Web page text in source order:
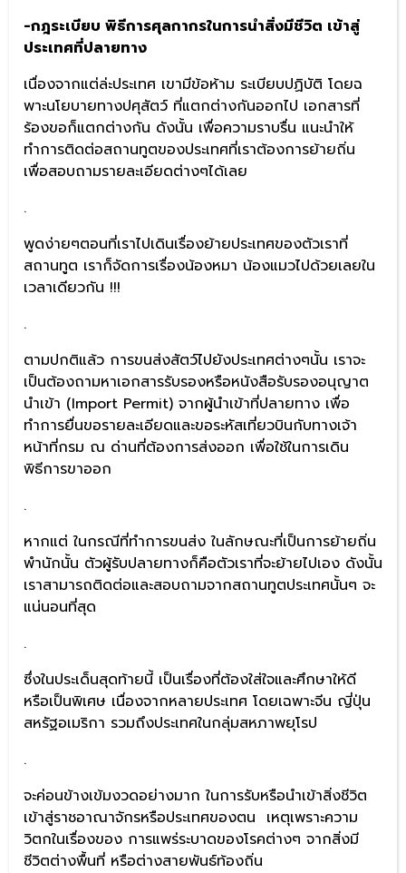
-กฎระเบียบ พิธีการศุลกากรในการนำสิ่งมีชีวิต เข้าสู่
ประเทศที่ปลายทาง
เนื่องจากแต่ล่ะประเทศ เขามีข้อห้าม ระเบียบปฏิบัติ โดยฉ
พาะนโยบายทางปศุสัตว์ ที่แตกต่างกันออกไป เอกสารที่
ร้องขอก็แตกต่างกัน ดังนั้น เพื่อความราบรื่น แนะนำให้
ทำการติดต่อสถานทูตของประเทศที่เราต้องการย้ายถิ่น
เพื่อสอบถามรายละเอียดต่างๆได้เลย
.
พูดง่ายๆตอนที่เราไปเดินเรื่องย้ายประเทศของตัวเราที่
สถานทูต เราก็จัดการเรื่องน้องหมา น้องแมวไปด้วยเลยใน
เวลาเดียวกัน !!!
.
ตามปกติแล้ว การขนส่งสัตว์ไปยังประเทศต่างๆนั้น เราจะ
เป็นต้องถามหาเอกสารรับรองหรือหนังสือรับรองอนุญาต
นำเข้า (Import Permit) จากผู้นำเข้าที่ปลายทาง เพื่อ
ทำการยื่นขอรายละเอียดและขอระหัสเที่ยวบินกับทางเจ้า
หน้าที่กรม ณ ด่านที่ต้องการส่งออก เพื่อใช้ในการเดิน
พิธีการขาออก
.
หากแต่ ในกรณีที่ทำการขนส่ง ในลักษณะที่เป็นการย้ายถิ่น
พำนักนั้น ตัวผู้รับปลายทางก็คือตัวเราที่จะย้ายไปเอง ดังนั้น
เราสามารถติดต่อและสอบถามจากสถานทูตประเทศนั้นๆ จะ
แน่นอนที่สุด
.
ซึ่งในประเด็นสุดท้ายนี้ เป็นเรื่องที่ต้องใส่ใจและศึกษาให้ดี
หรือเป็นพิเศษ เนื่องจากหลายประเทศ โดยเฉพาะจีน ญี่ปุ่น
สหรัฐอเมริกา รวมถึงประเทศในกลุ่มสหภาพยุโรป
.
จะค่อนข้างเข้มงวดอย่างมาก ในการรับหรือนำเข้าสิ่งชีวิต
เข้าสู่ราชอาณาจักรหรือประเทศของตน เหตุเพราะความ
วิตกในเรื่องของ การแพร่ระบาดของโรคต่างๆ จากสิ่งมี
ชีวิตต่างพื้นที่ หรือต่างสายพันธ์ท้องถิ่น